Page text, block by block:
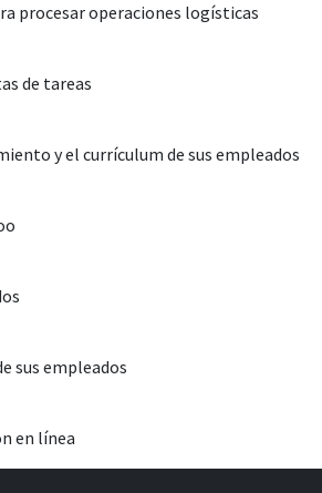
procesar operaciones logísticas
de tareas
y el currículum de sus empleados
sus empleados
en línea